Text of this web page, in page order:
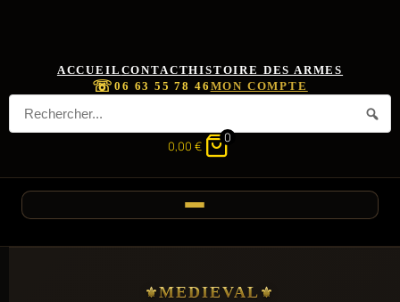
ACCUEIL CONTACTHISTOIRE DES ARMES
☏06 63 55 78 46 MON COMPTE
0,00 €
0
MEDIEVAL